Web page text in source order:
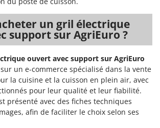
un gril électrique
support sur AgriEuro ?
ouvert avec support sur AgriEuro
un e-commerce spécialisé dans la vente
la cuisine et la cuisson en plein air, avec
pour leur qualité et leur fiabilité.
présenté avec des fiches techniques
afin de faciliter le choix selon ses